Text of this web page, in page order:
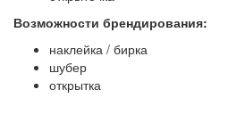
Возможности брендирования:
наклейка / бирка
шубер
открытка